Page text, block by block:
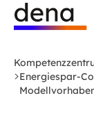
Zum
Hauptinhalt
Deutsche
Energie-
Agentur
Energiespar-